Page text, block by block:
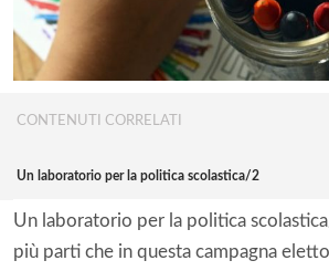
CONTENUTI CORRELATI
Un laboratorio per la politica scolastica/2
Un laboratorio per la politica
più parti che in questa campagna